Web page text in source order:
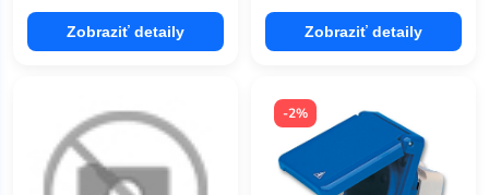
Zobraziť detaily Zobraziť detaily
-2%